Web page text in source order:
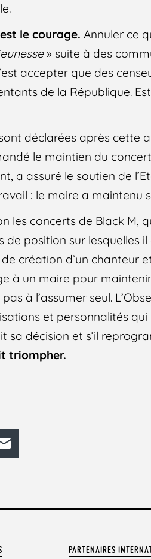
le courage.Annuler ce
» suite à des
accepter que des
de la République.
déclarées après cette
le maintien du
a assuré le soutien de
: le maire a maintenu
les concerts de Black M,
position sur lesquelles
création d’un chanteur
à un maire pour
à l’assumer seul.
et personnalités qui
sa décision et s’il
triompher.
PARTENAIRES